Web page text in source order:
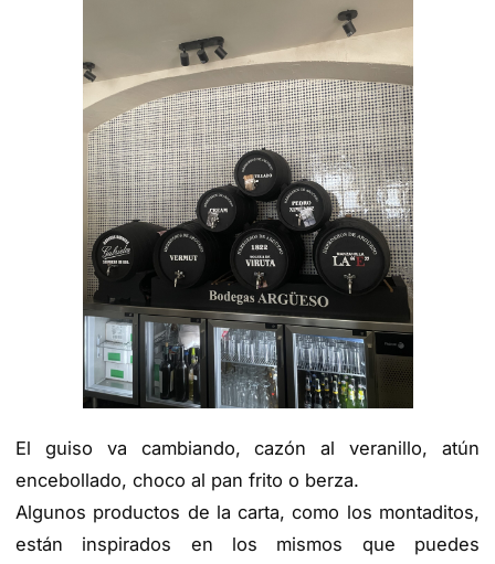
El guiso va cambiando, cazón al veranillo, atún
encebollado, choco al pan frito o berza.
Algunos productos de la carta, como los montaditos,
están inspirados en los mismos que puedes